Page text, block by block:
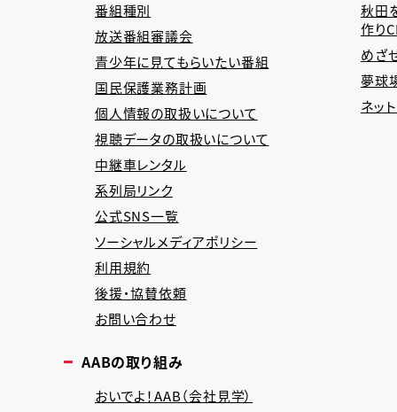
番組種別
放送番組審議会
青少年に見てもらいたい番組
国民保護業務計画
個人情報の取扱いについて
視聴データの取扱いについて
中継車レンタル
系列局リンク
公式SNS一覧
ソーシャルメディアポリシー
利用規約
後援・協賛依頼
お問い合わせ
秋田
作り
めざ
夢球
ネッ
AABの取り組み
おいでよ！AAB（会社見学）